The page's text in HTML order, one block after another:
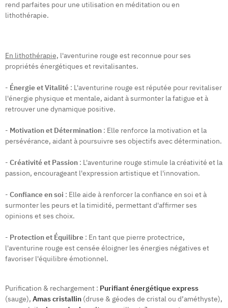
rend parfaites pour une utilisation en méditation ou en
lithothérapie.
En lithothérapie, l'aventurine rouge est reconnue pour ses
propriétés énergétiques et revitalisantes.
- Énergie et Vitalité : L'aventurine rouge est réputée pour revitaliser
l'énergie physique et mentale, aidant à surmonter la fatigue et à
retrouver une dynamique positive.
- Motivation et Détermination : Elle renforce la motivation et la
persévérance, aidant à poursuivre ses objectifs avec détermination.
- Créativité et Passion : L'aventurine rouge stimule la créativité et la
passion, encourageant l'expression artistique et l'innovation.
- Confiance en soi : Elle aide à renforcer la confiance en soi et à
surmonter les peurs et la timidité, permettant d'affirmer ses
opinions et ses choix.
- Protection et Équilibre : En tant que pierre protectrice,
l'aventurine rouge est censée éloigner les énergies négatives et
favoriser l'équilibre émotionnel.
Purification & rechargement : Purifiant énergétique express
(sauge), Amas cristallin (druse & géodes de cristal ou d’améthyste),